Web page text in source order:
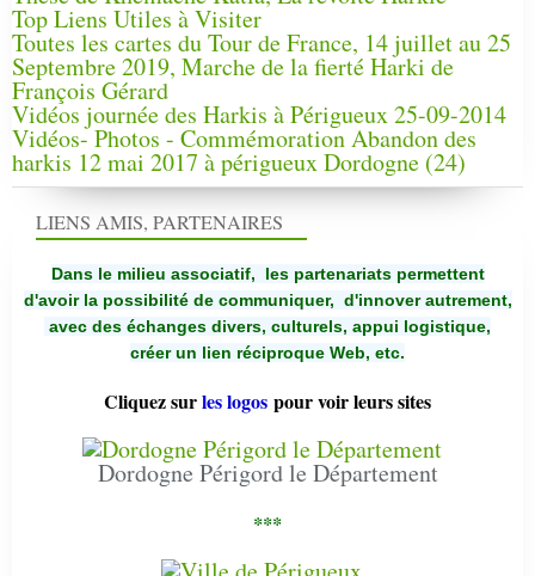
Top Liens Utiles à Visiter
Toutes les cartes du Tour de France, 14 juillet au 25
Septembre 2019, Marche de la fierté Harki de
François Gérard
Vidéos journée des Harkis à Périgueux 25-09-2014
Vidéos- Photos - Commémoration Abandon des
harkis 12 mai 2017 à périgueux Dordogne (24)
LIENS AMIS, PARTENAIRES
Dans le milieu associatif, les partenariats permettent
d'avoir la possibilité de communiquer, d'innover autrement,
avec des échanges divers, culturels, appui logistique,
créer un lien réciproque Web, etc.
Cliquez surles logos pour voir leurs sites
Dordogne Périgord le Département
***